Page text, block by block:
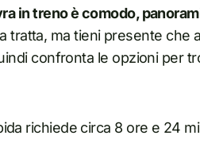
in treno è comodo,
tratta, ma tieni presente
confronta le opzioni per
richiede circa 8 ore e 24